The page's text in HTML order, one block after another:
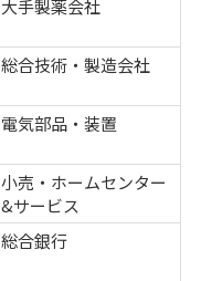
大手製薬会社
総合技術・製造会社
電気部品・装置
小売・ホームセンター
&サービス
総合銀行